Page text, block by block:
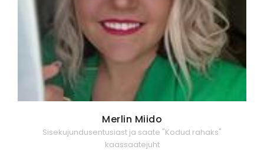
Merlin Miido
Sisekujundusentusiast ja saate "Kodud rahaks"
kaassaatejuht